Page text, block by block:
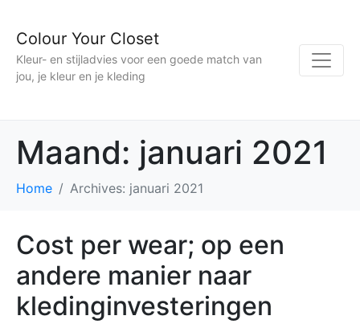
Colour Your Closet
Kleur- en stijladvies voor een goede match van
jou, je kleur en je kleding
Maand: januari 2021
Home Archives: januari 2021
Cost per wear; op een
andere manier naar
kledinginvesteringen